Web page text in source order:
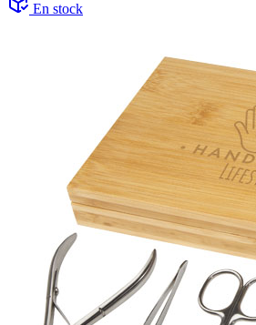
En stock